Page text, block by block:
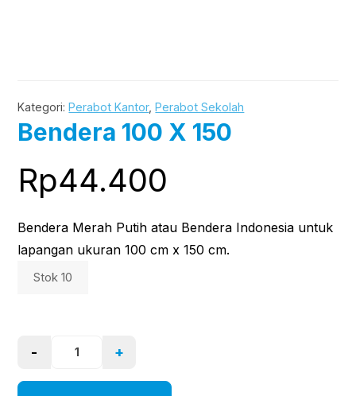
Kategori:Perabot Kantor,Perabot Sekolah
Bendera 100 X 150
Rp44.400
Bendera Merah Putih atau Bendera Indonesia untuk
lapangan ukuran 100 cm x 150 cm.
Stok 10
- +